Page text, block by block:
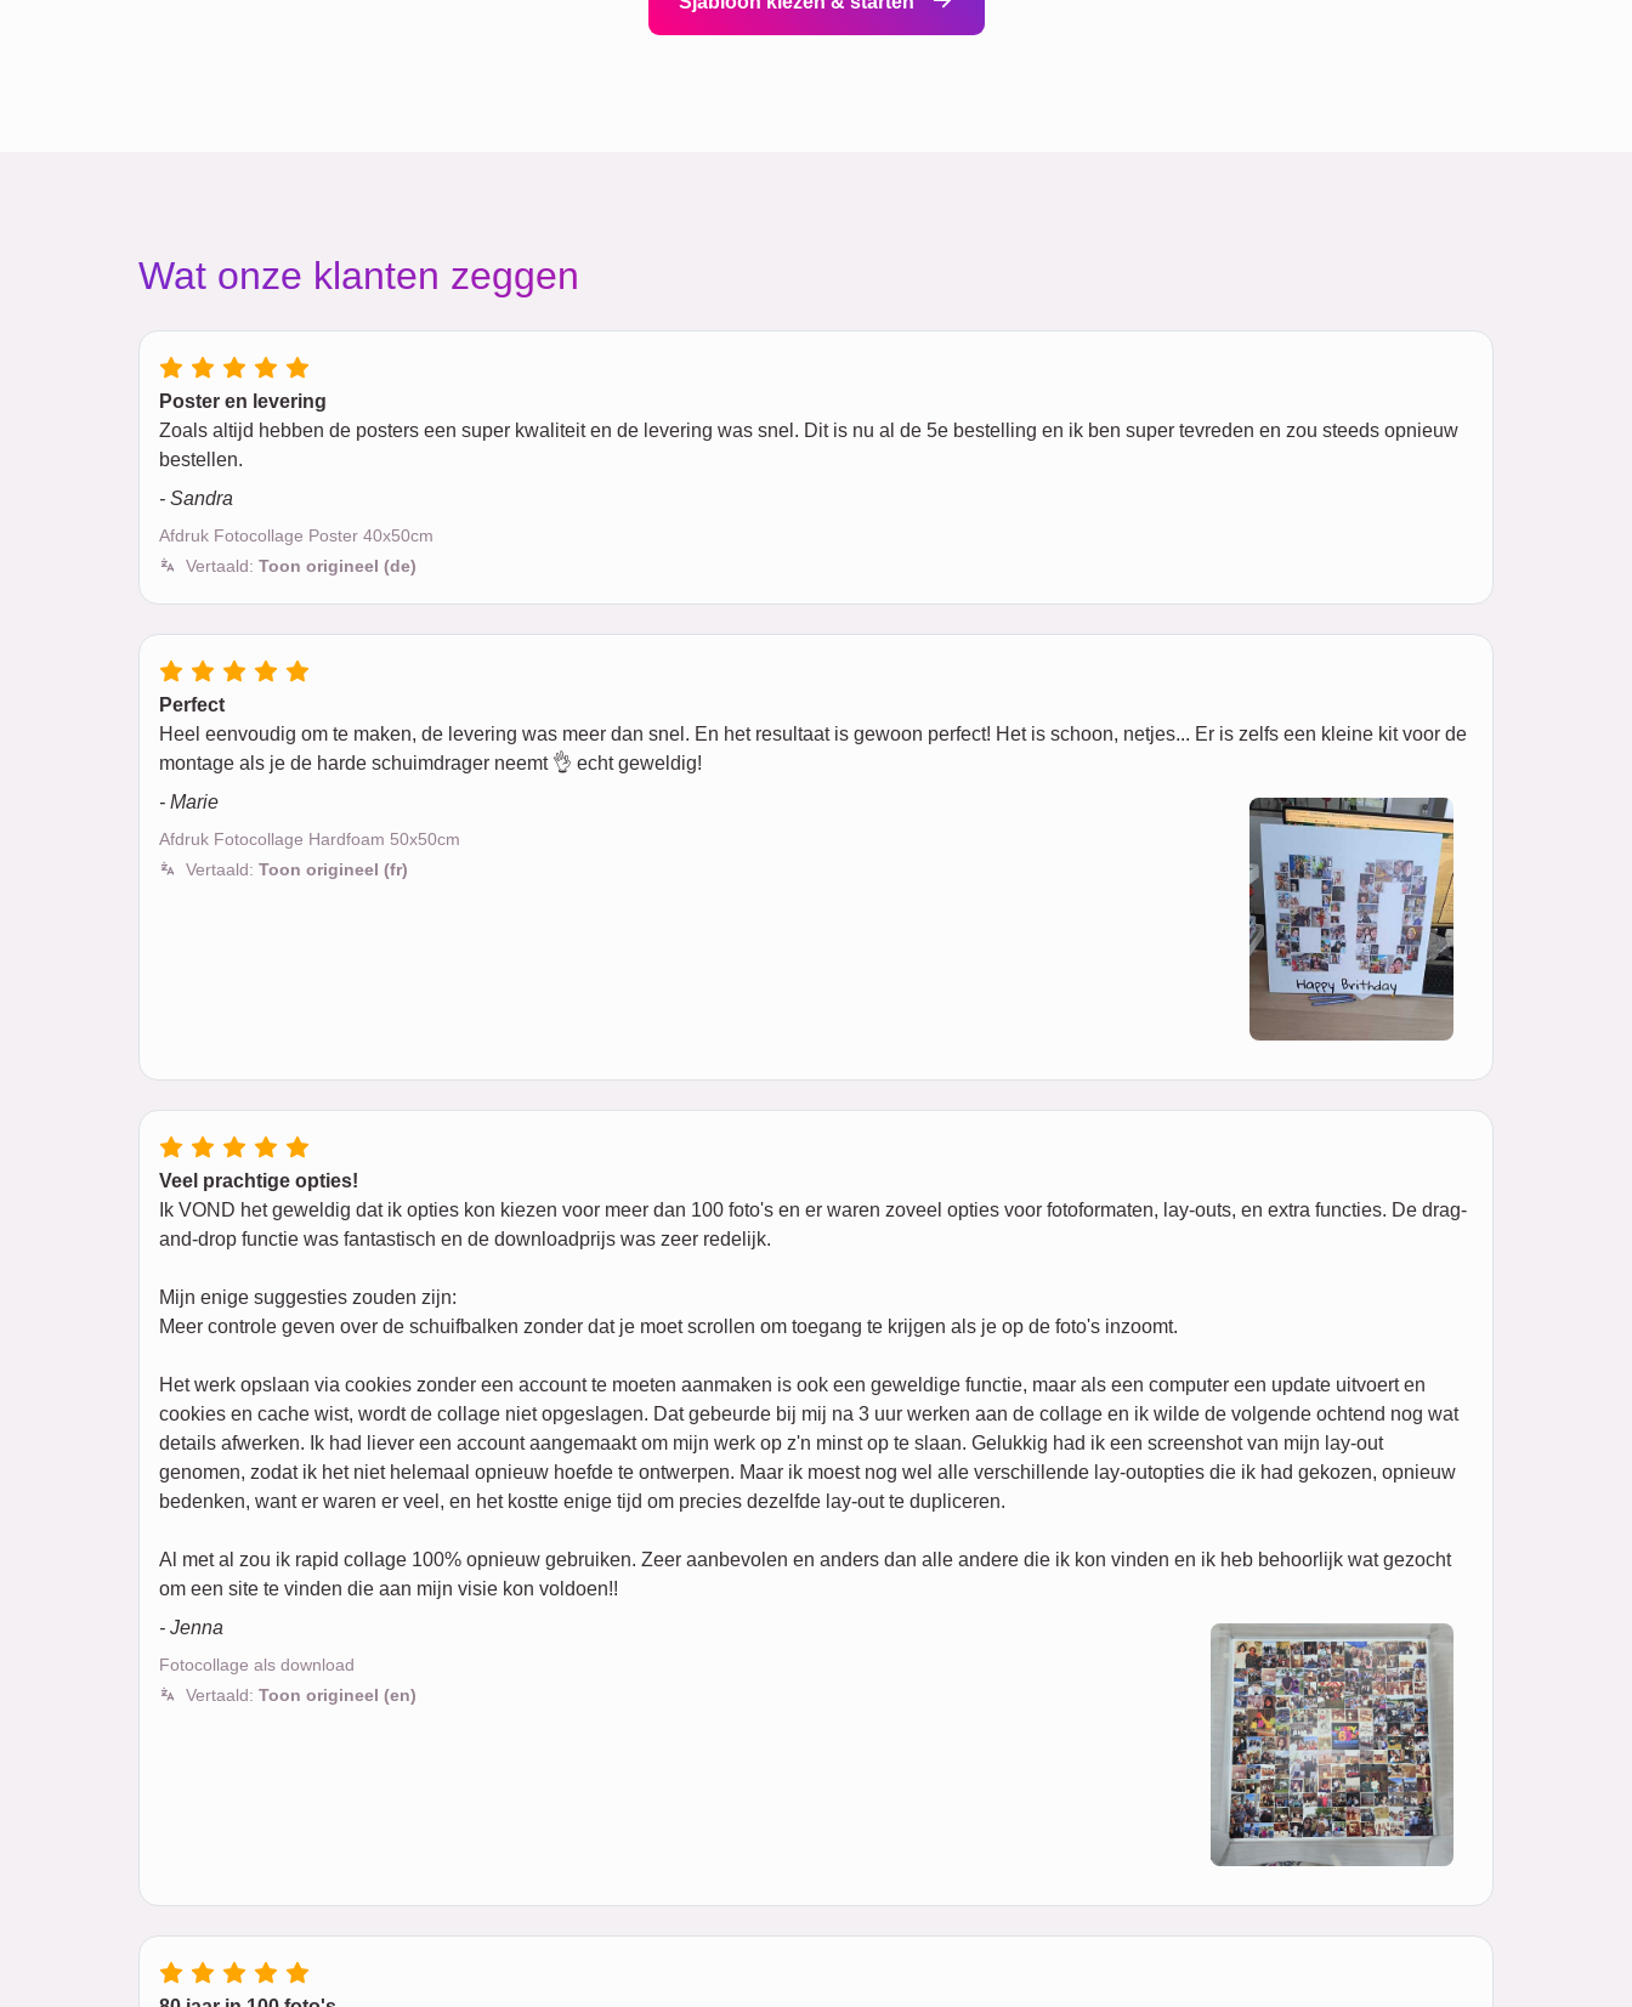
Wat onze klanten zeggen
Poster en levering
Zoals altijd hebben de posters een super kwaliteit en de levering was snel. Dit is nu al de 5e bestelling en ik ben super tevreden en zou steeds opnieuw
bestellen.
- Sandra
Afdruk Fotocollage Poster 40x50cm
Vertaald: Toon origineel (de)
Perfect
Heel eenvoudig om te maken, de levering was meer dan snel. En het resultaat is gewoon perfect! Het is schoon, netjes... Er is zelfs een kleine kit voor de
montage als je de harde schuimdrager neemt 👌 echt geweldig!
- Marie
Afdruk Fotocollage Hardfoam 50x50cm
Vertaald: Toon origineel (fr)
Veel prachtige opties!
Ik VOND het geweldig dat ik opties kon kiezen voor meer dan 100 foto's en er waren zoveel opties voor fotoformaten, lay-outs, en extra functies. De drag-
and-drop functie was fantastisch en de downloadprijs was zeer redelijk.
Mijn enige suggesties zouden zijn:
Meer controle geven over de schuifbalken zonder dat je moet scrollen om toegang te krijgen als je op de foto's inzoomt.
Het werk opslaan via cookies zonder een account te moeten aanmaken is ook een geweldige functie, maar als een computer een update uitvoert en
cookies en cache wist, wordt de collage niet opgeslagen. Dat gebeurde bij mij na 3 uur werken aan de collage en ik wilde de volgende ochtend nog wat
details afwerken. Ik had liever een account aangemaakt om mijn werk op z'n minst op te slaan. Gelukkig had ik een screenshot van mijn lay-out
genomen, zodat ik het niet helemaal opnieuw hoefde te ontwerpen. Maar ik moest nog wel alle verschillende lay-outopties die ik had gekozen, opnieuw
bedenken, want er waren er veel, en het kostte enige tijd om precies dezelfde lay-out te dupliceren.
Al met al zou ik rapid collage 100% opnieuw gebruiken. Zeer aanbevolen en anders dan alle andere die ik kon vinden en ik heb behoorlijk wat gezocht
om een site te vinden die aan mijn visie kon voldoen!!
- Jenna
Fotocollage als download
Vertaald: Toon origineel (en)